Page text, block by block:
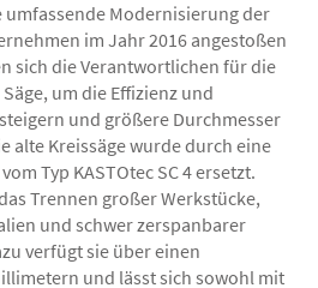
umfassende Modernisierung der
im Jahr 2016 angestoßen
sich die Verantwortlichen für die
um die Effizienz und
und größere Durchmesser
alte Kreissäge wurde durch eine
Typ KASTOtec SC 4 ersetzt.
Trennen großer Werkstücke,
und schwer zerspanbarer
verfügt sie über einen
und lässt sich sowohl mit